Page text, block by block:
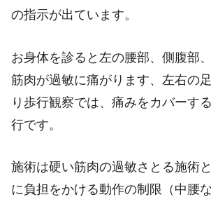
の指示が出ています。
お身体を診ると左の腰部、側腹部
筋肉が過敏に痛がります、左右の
り歩行観察では、痛みをカバーす
行です。
施術は硬い筋肉の過敏さとる施術
に負担をかける動作の制限（中腰